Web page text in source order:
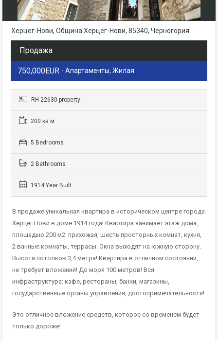
Херцег-Нови, Община Херцег-Нови, 85340, Черногория
Продажа
750,000EUR - Апартаменты, Жилая
RH-22630-property
200 кв м
5 Bedrooms
2 Bathrooms
1914 Year Built
В продаже уникальная квартира в историческом центре города
Херцег Нови в доме 1914 года! Квартира занимает этаж дома,
площадью 200 м2: прихожая, шесть просторных комнат, кухня,
2 ванные комнаты, террасы. Окна выходят на южную сторону.
Высота потолков 3,4 метра! Квартира в отличном состоянии,
не требует вложений! До моря 100 метров! Вся
инфраструктура: кафе, рестораны, банки, магазины,
государственные органы управления, достопримечательности!
Это отличное вложение средств, которое со временем будет
только дороже!